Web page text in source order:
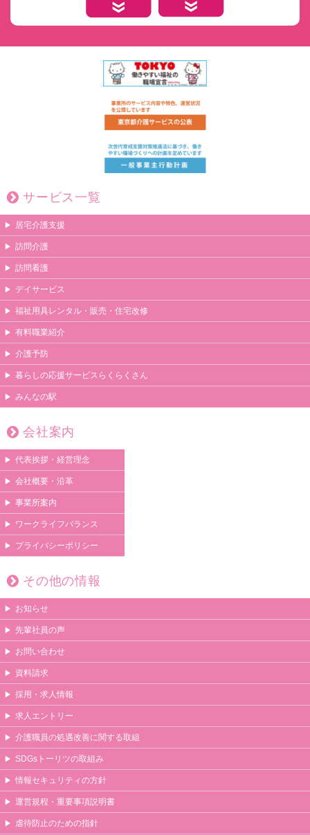
サービス一覧
居宅介護支援
訪問介護
訪問看護
デイサービス
福祉用具レンタル・販売・住宅改修
有料職業紹介
介護予防
暮らしの応援サービスらくらくさん
みんなの駅
会社案内
代表挨拶・経営理念
会社概要・沿革
事業所案内
ワークライフバランス
プライバシーポリシー
その他の情報
お知らせ
先輩社員の声
お問い合わせ
資料請求
採用・求人情報
求人エントリー
介護職員の処遇改善に関する取組
SDGsトーリツの取組み
情報セキュリティの方針
運営規程・重要事項説明書
虐待防止のための指針